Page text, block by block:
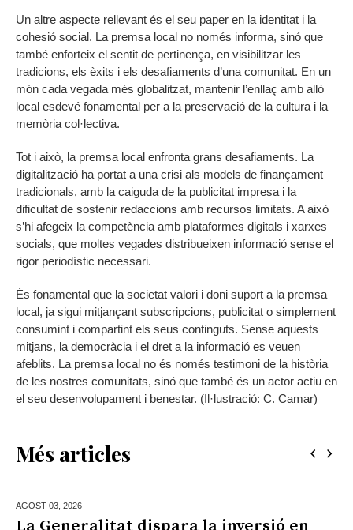
Un altre aspecte rellevant és el seu paper en la identitat i la
cohesió social. La premsa local no només informa, sinó que
també enforteix el sentit de pertinença, en visibilitzar les
tradicions, els èxits i els desafiaments d’una comunitat. En un
món cada vegada més globalitzat, mantenir l’enllaç amb allò
local esdevé fonamental per a la preservació de la cultura i la
memòria col·lectiva.
Tot i això, la premsa local enfronta grans desafiaments. La
digitalització ha portat a una crisi als models de finançament
tradicionals, amb la caiguda de la publicitat impresa i la
dificultat de sostenir redaccions amb recursos limitats. A això
s’hi afegeix la competència amb plataformes digitals i xarxes
socials, que moltes vegades distribueixen informació sense el
rigor periodístic necessari.
És fonamental que la societat valori i doni suport a la premsa
local, ja sigui mitjançant subscripcions, publicitat o simplement
consumint i compartint els seus continguts. Sense aquests
mitjans, la democràcia i el dret a la informació es veuen
afeblits. La premsa local no és només testimoni de la història
de les nostres comunitats, sinó que també és un actor actiu en
el seu desenvolupament i benestar. (Il·lustració: C. Camar)
Més articles
AGOST 03, 2026